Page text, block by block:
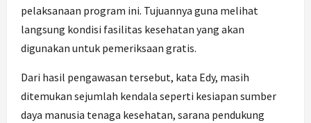
pelaksanaan program ini. Tujuannya guna melihat
langsung kondisi fasilitas kesehatan yang akan
digunakan untuk pemeriksaan gratis.
Dari hasil pengawasan tersebut, kata Edy, masih
ditemukan sejumlah kendala seperti kesiapan sumber
daya manusia tenaga kesehatan, sarana pendukung